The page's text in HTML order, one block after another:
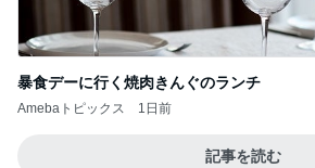
暴食デーに行く焼肉きんぐのランチ
Amebaトピックス 1日前
記事を読む